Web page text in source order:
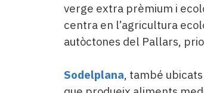
verge extra prèmium i
centra en l’agricultura
autòctones del Pallars,
Sodelplana, també